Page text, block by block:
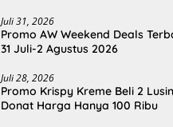
Juli 31, 2026
Promo AW Weekend Deals
31 Juli-2 Agustus 2026
Juli 28, 2026
Promo Krispy Kreme Beli 2 Lusin
Donat Harga Hanya 100 Ribu